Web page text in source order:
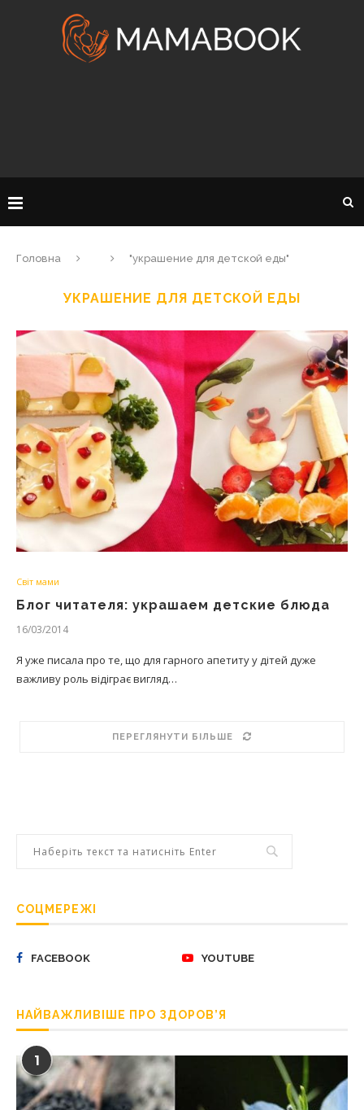
Головна "украшение для детской еды"
УКРАШЕНИЕ ДЛЯ ДЕТСКОЙ ЕДЫ
Світ мами
Блог читателя: украшаем детские блюда
16/03/2014
Я уже писала про те, що для гарного апетиту у дітей дуже
важливу роль відіграє вигляд…
ПЕРЕГЛЯНУТИ БІЛЬШЕ
СОЦМЕРЕЖІ
FACEBOOK YOUTUBE
НАЙВАЖЛИВІШЕ ПРО ЗДОРОВ’Я
1